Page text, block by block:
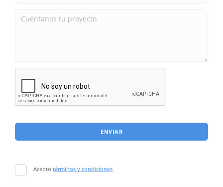
ENVIAR
Acepto términos y condiciones